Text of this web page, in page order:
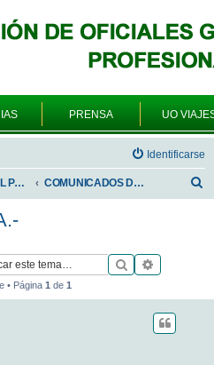
PRENSA UO
Identificarse
FORO GENERAL PARA TODOS LOS USUARIOS COMUNICADOS DE LA UNIÓN DE OFICIALES
r
Buscar
• Página 1 de 1